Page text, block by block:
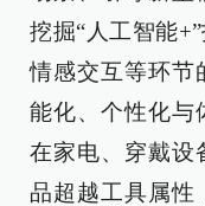
挖掘“人工智能
情感交互等环节
能化、个性化与
在家电、穿戴设
品超越工具属性